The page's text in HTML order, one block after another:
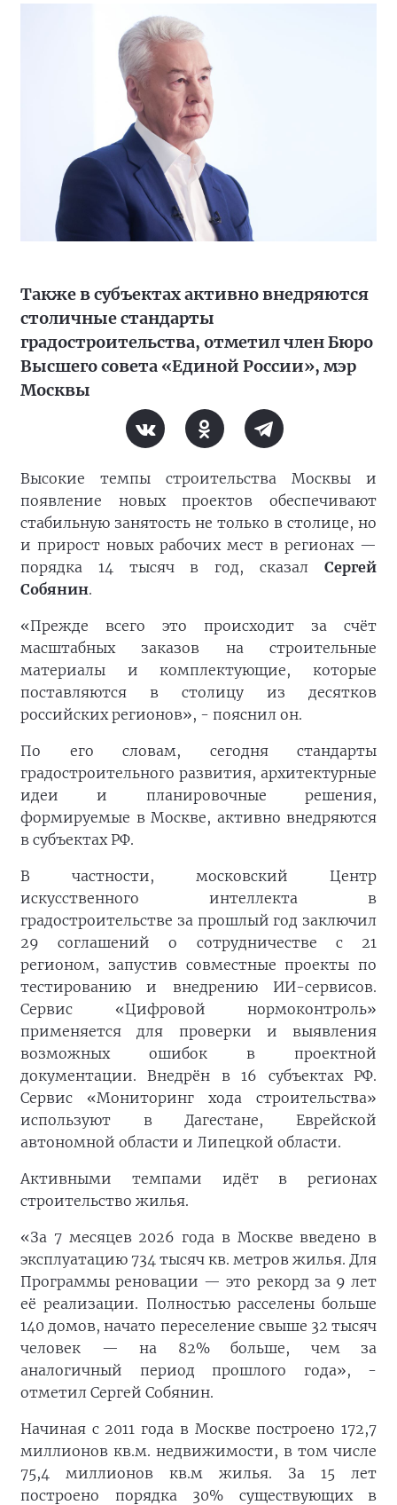
Также в субъектах активно внедряются
столичные стандарты
градостроительства, отметил член Бюро
Высшего совета «Единой России», мэр
Москвы
Высокие темпы строительства Москвы и
появление новых проектов обеспечивают
стабильную занятость не только в столице, но
и прирост новых рабочих мест в регионах —
порядка 14 тысяч в год, сказал Сергей
Собянин.
«Прежде всего это происходит за счёт
масштабных заказов на строительные
материалы и комплектующие, которые
поставляются в столицу из десятков
российских регионов», - пояснил он.
По его словам, сегодня стандарты
градостроительного развития, архитектурные
идеи и планировочные решения,
формируемые в Москве, активно внедряются
в субъектах РФ.
В частности, московский Центр
искусственного интеллекта в
градостроительстве за прошлый год заключил
29 соглашений о сотрудничестве с 21
регионом, запустив совместные проекты по
тестированию и внедрению ИИ-сервисов.
Сервис «Цифровой нормоконтроль»
применяется для проверки и выявления
возможных ошибок в проектной
документации. Внедрён в 16 субъектах РФ.
Сервис «Мониторинг хода строительства»
используют в Дагестане, Еврейской
автономной области и Липецкой области.
Активными темпами идёт в регионах
строительство жилья.
«За 7 месяцев 2026 года в Москве введено в
эксплуатацию 734 тысяч кв. метров жилья. Для
Программы реновации — это рекорд за 9 лет
её реализации. Полностью расселены больше
140 домов, начато переселение свыше 32 тысяч
человек — на 82% больше, чем за
аналогичный период прошлого года», -
отметил Сергей Собянин.
Начиная с 2011 года в Москве построено 172,7
миллионов кв.м. недвижимости, в том числе
75,4 миллионов кв.м жилья. За 15 лет
построено порядка 30% существующих в